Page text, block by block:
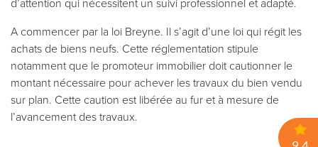
A commencer par la loi Breyne. Il s’agit d’une loi qui régit les
achats de biens neufs. Cette réglementation stipule
notamment que le promoteur immobilier doit cautionner le
montant nécessaire pour achever les travaux du bien vendu
sur plan. Cette caution est libérée au fur et à mesure de
l’avancement des travaux.